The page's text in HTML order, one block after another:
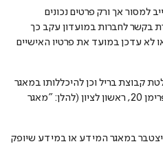
למסור אך ורק פרטים נכונים
בקשר לחברות במועדון עקב כך
לא עדכן במועד את פרטיו האישיים
קבוצת בריל וכן להיכללותו במאגר
לקוחות קבוצת בריל מס' 600016134, שבעליו היא חברת בריל תעשיות נעליים בע"מ, ח.צ. 520038647, מרחוב יעקב פרימן 20, ראשון לציון (להלן: "מאגר
במאגר המידע או במידע שיופק